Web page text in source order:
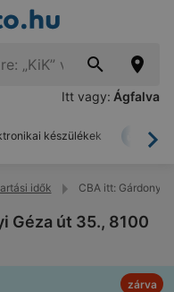
Itt vagy: Ágfalva
készülékek
idők CBA itt: Gárdonyi
Géza út 35., 8100
zárva